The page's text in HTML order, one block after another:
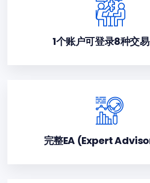
1个账户可登录8种交
完整EA (Expert